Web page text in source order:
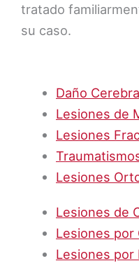
tratado
su caso.
Daño
Lesiones de
Lesiones
Lesiones
Lesiones de
Lesiones por
Lesiones por